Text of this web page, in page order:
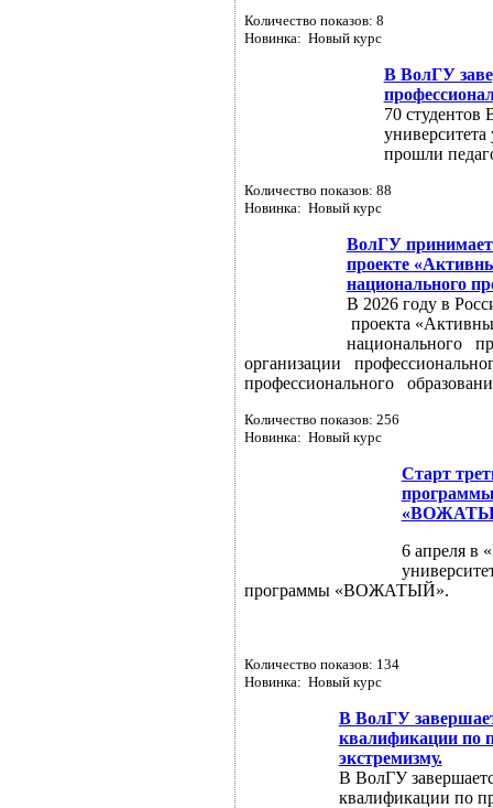
Количество показов: 8
Новинка: Новый курс
В ВолГУ
70 студентов
прошли
Количество показов: 88
Новинка: Новый курс
ВолГУ принимает
проекте
национального
В 2026 году в
проекта
национального
организации
профессионального
Количество показов: 256
Новинка: Новый курс
Старт
программы
6 апреля в
программы «ВОЖАТЫЙ».
Количество показов: 134
Новинка: Новый курс
В ВолГУ
квалификации по
экстремизму.
В ВолГУ
квалификации по